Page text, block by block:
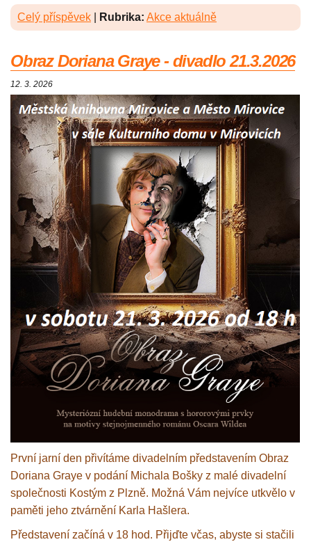
Celý příspěvek Rubrika: Akce aktuálně
Obraz Doriana Graye - divadlo 21.3.2026
12. 3. 2026
První jarní den přivítáme divadelním představením Obraz
Doriana Graye v podání Michala Bošky z malé divadelní
společnosti Kostým z Plzně. Možná Vám nejvíce utkvělo v
paměti jeho ztvárnění Karla Hašlera.
Představení začíná v 18 hod. Přijďte včas, abyste si stačili